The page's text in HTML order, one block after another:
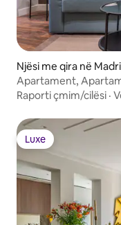
Njësi me qira në
Apartament,
Raporti çmim/cilësi ·
Luxe
Luxe